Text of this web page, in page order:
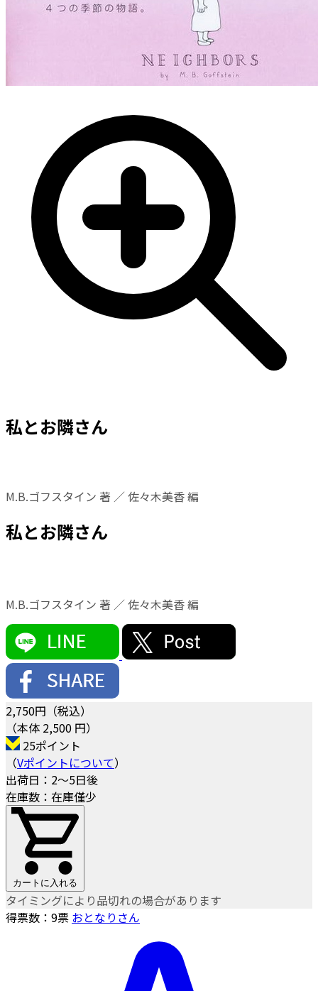
私とお隣さん
M.B.ゴフスタイン 著 ／ 佐々木美香 編
私とお隣さん
M.B.ゴフスタイン 著 ／ 佐々木美香 編
2,750円（税込）
（本体 2,500 円）
25ポイント
（Vポイントについて）
出荷日：2～5日後
在庫数：在庫僅少
カートに入れる
タイミングにより品切れの場合があります
得票数： 9票 おとなりさん